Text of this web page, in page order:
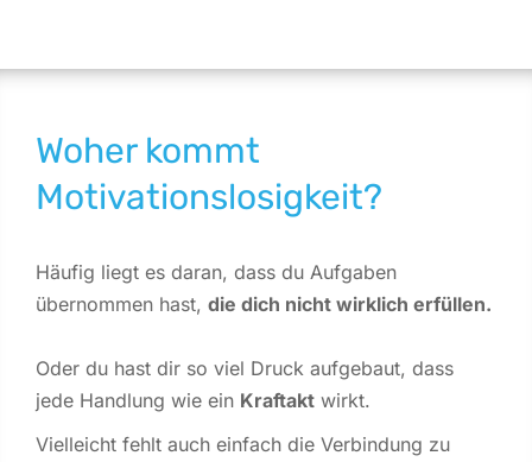
Woher kommt
Motivationslosigkeit?
Häufig liegt es daran, dass du Aufgaben
übernommen hast, die dich nicht wirklich erfüllen.
Oder du hast dir so viel Druck aufgebaut, dass
jede Handlung wie ein Kraftakt wirkt.
Vielleicht fehlt auch einfach die Verbindung zu